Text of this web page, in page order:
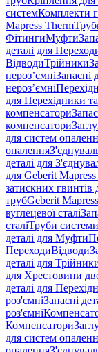
системКомплекти
Mapress Therm
ФітингиМуфти
деталі для
ВідводиТрійники
нероз’ємніЗапасні
нероз’ємні
для Перехідники
компенсатори
компенсатори
для систем
опалення
деталі для
для Geberit
затискних
трубGeberit Mapress
вуглецевої сталі
сталіТруби
деталі для Муфти
ПереходиВідводи
деталі для
для Хрестовини
деталі для
роз'ємніЗапасні
роз'ємні
Компенсатори
для систем